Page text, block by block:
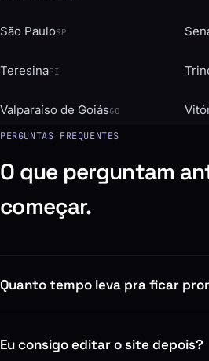
São PauloSP
TeresinaPI
Valparaíso de GoiásGO
PERGUNTAS FREQUENTES
O que perguntam
começar.
Quanto tempo leva pra ficar
Eu consigo editar o site depois?